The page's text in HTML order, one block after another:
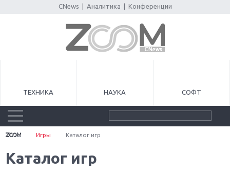
CNews Аналитика Конференции
ТЕХНИКА НАУКА СОФТ
Игры Каталог игр
Каталог игр